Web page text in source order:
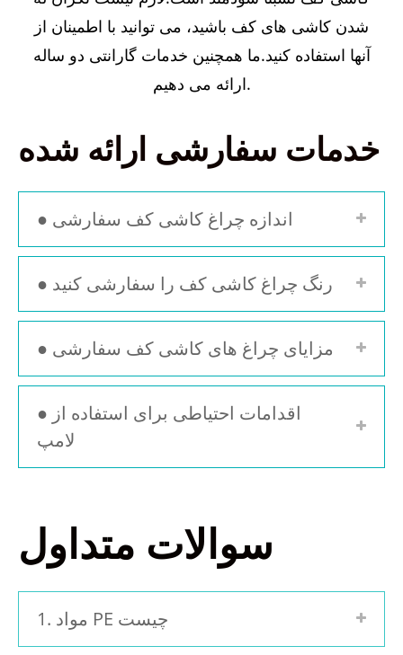
شدن کاشی های کف باشید، می توانید با اطمینان از
آنها استفاده کنید.ما همچنین خدمات گارانتی دو ساله
ارائه می دهیم.
خدمات سفارشی ارائه شده
● اندازه چراغ کاشی کف سفارشی
● رنگ چراغ کاشی کف را سفارشی کنید
● مزایای چراغ های کاشی کف سفارشی
● اقدامات احتیاطی برای استفاده از
لامپ
سوالات متداول
1. مواد PE چیست